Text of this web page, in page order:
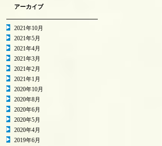
アーカイブ
2021年10月
2021年5月
2021年4月
2021年3月
2021年2月
2021年1月
2020年10月
2020年8月
2020年6月
2020年5月
2020年4月
2019年6月